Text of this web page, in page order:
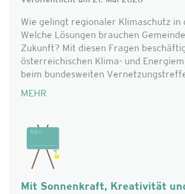
Wie gelingt regionaler Klimaschutz in
Welche Lösungen brauchen
Zukunft? Mit diesen Fragen
österreichischen Klima- und
beim bundesweiten
MEHR
Mit Sonnenkraft, Kreativität